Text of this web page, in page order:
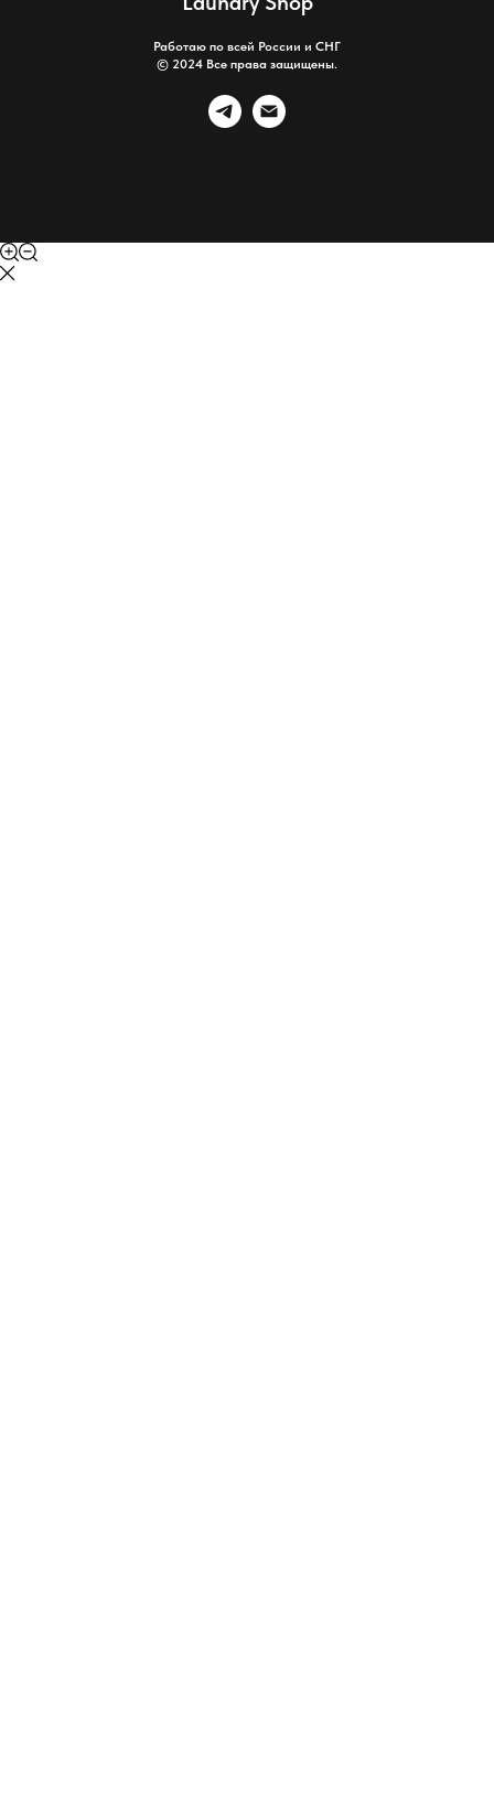
Работаю по всей России и СНГ
© 2024 Все права защищены.